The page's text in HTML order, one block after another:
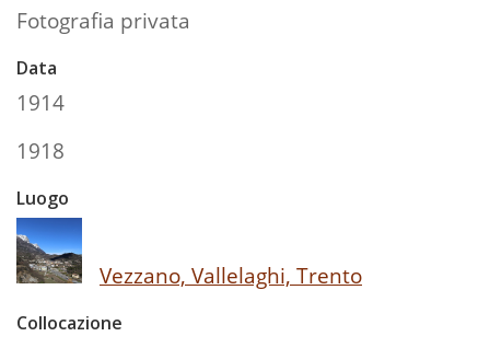
Fotografia privata
Data
1914
1918
Luogo
Vezzano, Vallelaghi, Trento
Collocazione